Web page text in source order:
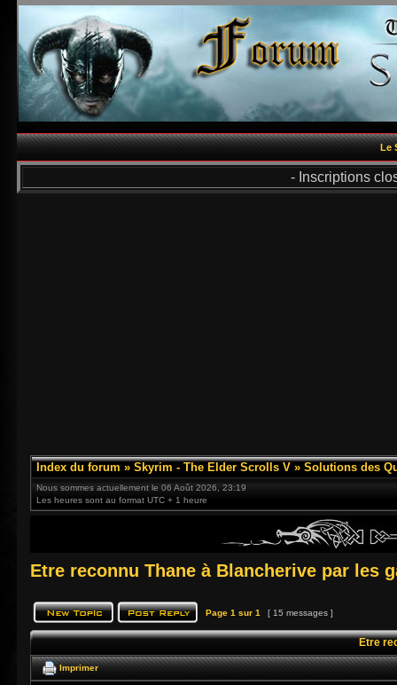
Le
- Inscriptions
Index du forum » Skyrim - The Elder Scrolls V » Solutions des
Nous sommes actuellement le 06 Août 2026, 23:19
Les heures sont au format UTC + 1 heure
Etre reconnu Thane à Blancherive par les
Page 1 sur 1 [ 15 messages ]
Etre
Imprimer